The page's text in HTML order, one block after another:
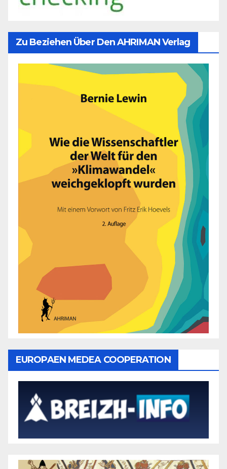
Zu Beziehen Über Den AHRIMAN Verlag
EUROPAEN MEDEA COOPERATION